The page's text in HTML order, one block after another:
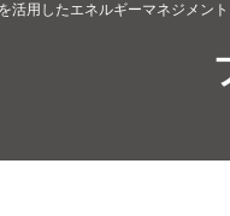
活用したエネルギーマネジメン